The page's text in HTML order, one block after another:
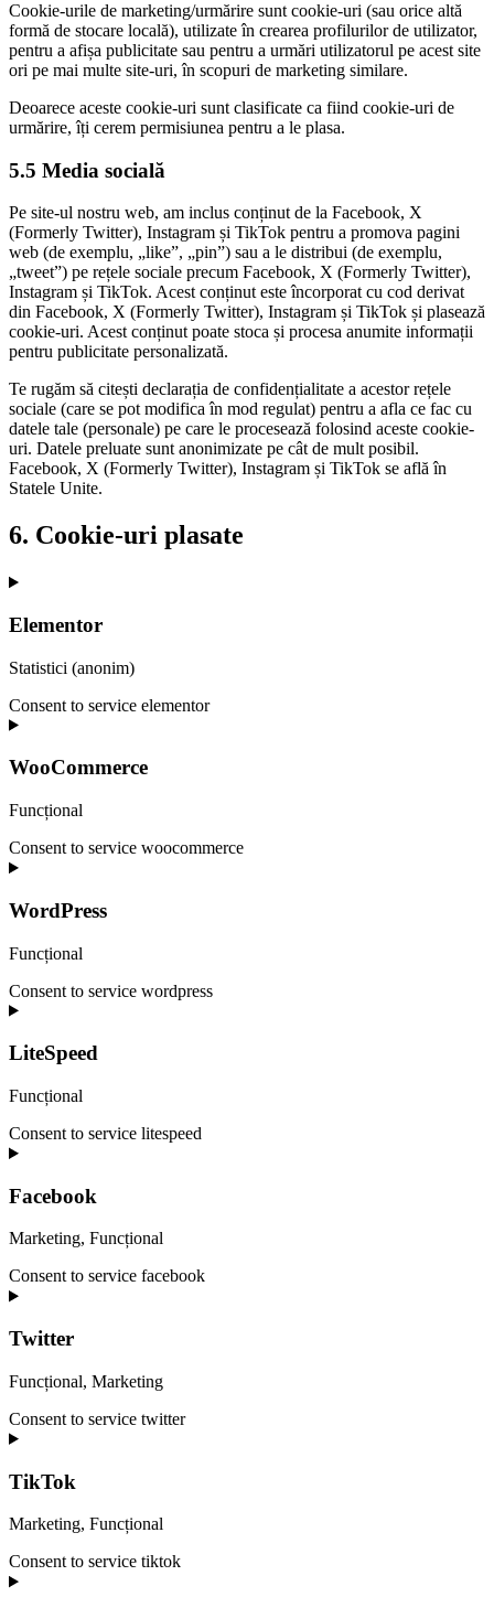
Cookie-urile de marketing/urmărire sunt cookie-uri (sau orice altă
formă de stocare locală), utilizate în crearea profilurilor de utilizator,
pentru a afișa publicitate sau pentru a urmări utilizatorul pe acest site
ori pe mai multe site-uri, în scopuri de marketing similare.
Deoarece aceste cookie-uri sunt clasificate ca fiind cookie-uri de
urmărire, îți cerem permisiunea pentru a le plasa.
5.5 Media socială
Pe site-ul nostru web, am inclus conținut de la Facebook, X
(Formerly Twitter), Instagram și TikTok pentru a promova pagini
web (de exemplu, „like”, „pin”) sau a le distribui (de exemplu,
„tweet”) pe rețele sociale precum Facebook, X (Formerly Twitter),
Instagram și TikTok. Acest conținut este încorporat cu cod derivat
din Facebook, X (Formerly Twitter), Instagram și TikTok și plasează
cookie-uri. Acest conținut poate stoca și procesa anumite informații
pentru publicitate personalizată.
Te rugăm să citești declarația de confidențialitate a acestor rețele
sociale (care se pot modifica în mod regulat) pentru a afla ce fac cu
datele tale (personale) pe care le procesează folosind aceste cookie-
uri. Datele preluate sunt anonimizate pe cât de mult posibil.
Facebook, X (Formerly Twitter), Instagram și TikTok se află în
Statele Unite.
6. Cookie-uri plasate
Elementor
Statistici (anonim)
Consent to service elementor
WooCommerce
Funcțional
Consent to service woocommerce
WordPress
Funcțional
Consent to service wordpress
LiteSpeed
Funcțional
Consent to service litespeed
Facebook
Marketing, Funcțional
Consent to service facebook
Twitter
Funcțional, Marketing
Consent to service twitter
TikTok
Marketing, Funcțional
Consent to service tiktok